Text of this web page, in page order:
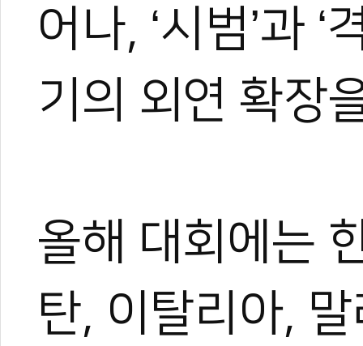
어나, ‘시범’과
기의 외연 확장
올해 대회에는
탄, 이탈리아,
#시범경연대회 #세계시범격파대회